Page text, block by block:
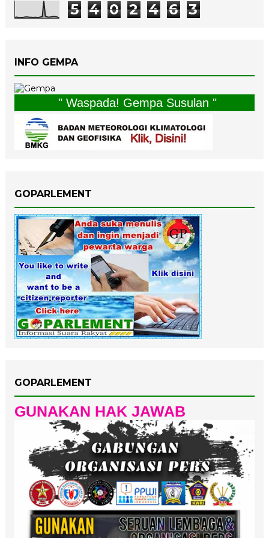
5 4 0 2 4 6 3
INFO GEMPA
" Waspada! Gempa Susulan "
GOPARLEMENT
GOPARLEMENT
GUNAKAN HAK JAWAB